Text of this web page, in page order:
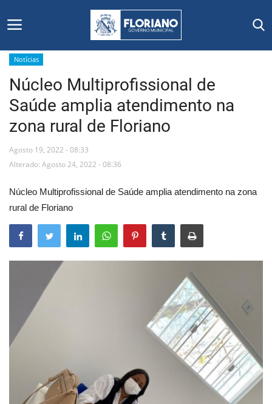
Início
Editais
Floriano
Mural de Licitações
Notícias
Webmail
Contato
Notícias
Núcleo Multiprofissional de
Saúde amplia atendimento na
zona rural de Floriano
Agosto 19, 2022 - 08:33
Alterado: Agosto 24, 2022 - 08:36
Núcleo Multiprofissional de Saúde amplia atendimento na zona
rural de Floriano